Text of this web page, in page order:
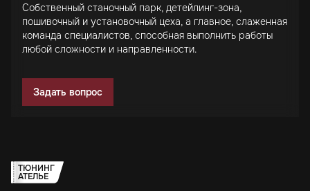
Собственный станочный парк, детейлинг-зона,
пошивочный и установочный цеха, а главное, слаженная
команда специалистов, способная выполнить работы
любой сложности и направленности.
Задать вопрос
ТЮНИНГ
АТЕЛЬЕ